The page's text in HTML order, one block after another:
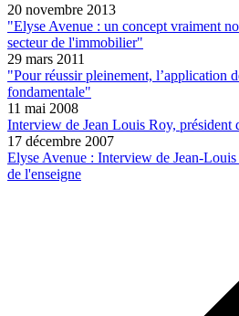
20 novembre 2013
"Elyse Avenue : un concept vraiment
secteur de l'immobilier"
29 mars 2011
"Pour réussir pleinement, l’application
fondamentale"
11 mai 2008
Interview de Jean Louis Roy, président
17 décembre 2007
Elyse Avenue : Interview de Jean-
de l'enseigne